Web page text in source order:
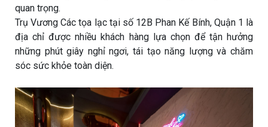
quan trọng.
Trụ Vương Các tọa lạc tại số 12B Phan Kế Bính, Quận 1 là
địa chỉ được nhiều khách hàng lựa chọn để tận hưởng
những phút giây nghỉ ngơi, tái tạo năng lượng và chăm
sóc sức khỏe toàn diện.